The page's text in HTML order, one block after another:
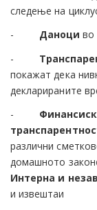
следење на
- Даноци во
-
покажат дека
декларираните
-
различни
домашното
Интерна и
и извештаи